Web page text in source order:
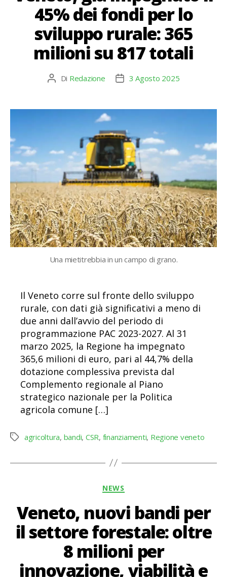
45% dei fondi per lo
sviluppo rurale: 365
milioni su 817 totali
Autore
Di Redazione
Data3 Agosto 2025
Una mietitrebbia in un campo di grano.
Il Veneto corre sul fronte dello sviluppo
rurale, con dati già significativi a meno di
due anni dall’avvio del periodo di
programmazione PAC 2023-2027. Al 31
marzo 2025, la Regione ha impegnato
365,6 milioni di euro, pari al 44,7% della
dotazione complessiva prevista dal
Complemento regionale al Piano
strategico nazionale per la Politica
agricola comune […]
Tag agricoltura, bandi, CSR, finanziamenti, Regione veneto
Categorie
NEWS
Veneto, nuovi bandi per
il settore forestale: oltre
8 milioni per
innovazione, viabilità e